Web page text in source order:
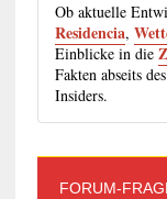
Ob aktuelle
Residencia,
Einblicke in die
Fakten abseits
Insiders.
FORUM-